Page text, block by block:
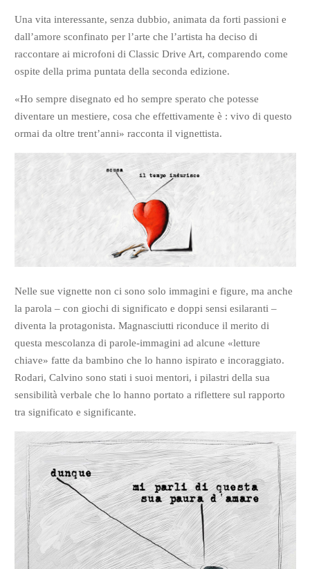
Una vita interessante, senza dubbio, animata da forti passioni e
dall’amore sconfinato per l’arte che l’artista ha deciso di
raccontare ai microfoni di Classic Drive Art, comparendo come
ospite della prima puntata della seconda edizione.
«Ho sempre disegnato ed ho sempre sperato che potesse
diventare un mestiere, cosa che effettivamente è : vivo di questo
ormai da oltre trent’anni» racconta il vignettista.
Nelle sue vignette non ci sono solo immagini e figure, ma anche
la parola – con giochi di significato e doppi sensi esilaranti –
diventa la protagonista. Magnasciutti riconduce il merito di
questa mescolanza di parole-immagini ad alcune «letture
chiave» fatte da bambino che lo hanno ispirato e incoraggiato.
Rodari, Calvino sono stati i suoi mentori, i pilastri della sua
sensibilità verbale che lo hanno portato a riflettere sul rapporto
tra significato e significante.